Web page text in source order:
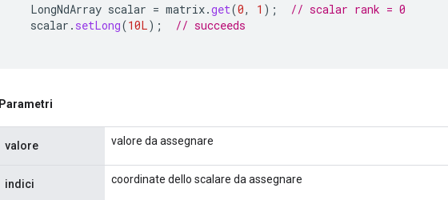
LongNdArray scalar = matrix.get(0, 1 );
// scalar rank = 0
scalar . setLong(10L); // succeeds
Parametri
valore valore da assegnare
indici coordinate dello scalare da assegnare